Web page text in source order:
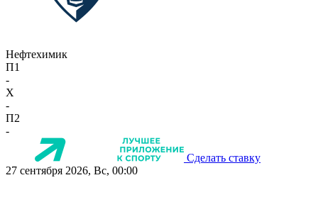
Нефтехимик
П1
-
X
-
П2
-
Сделать ставку
27 сентября 2026, Вс, 00:00